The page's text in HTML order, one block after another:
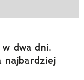
dwa dni.
najbardziej